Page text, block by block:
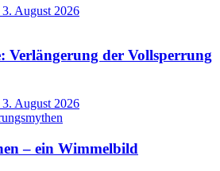
3. August 2026
Verlängerung der Vollsperrung
3. August 2026
– ein Wimmelbild